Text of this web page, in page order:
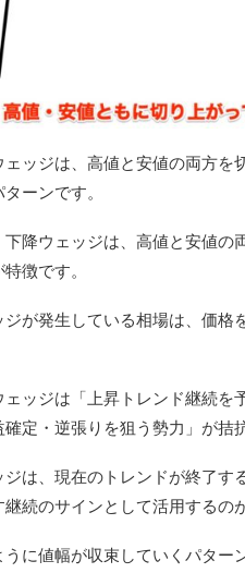
ェッジは、高値と安値の両方
ーンです。
下降ウェッジは、高値と安値の
特徴です。
ジが発生している相場は、価格
ェッジは「上昇トレンド継続
確定・逆張りを狙う勢力」が拮
ジは、現在のトレンドが終了す
継続のサインとして活用するの
に値幅が収束していくパター